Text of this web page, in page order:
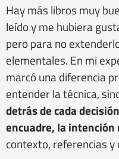
Hay más libros muy
leído y me hubiera
pero para no
elementales. En mi
marcó una diferencia
entender la técnica,
detrás de cada
encuadre, la
contexto, referencias y